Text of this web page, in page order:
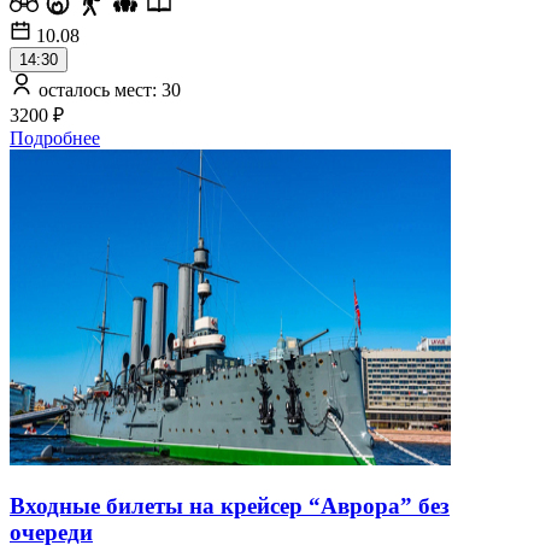
10.08
14:30
осталось мест: 30
3200 ₽
Подробнее
Входные билеты на крейсер “Аврора” без
очереди